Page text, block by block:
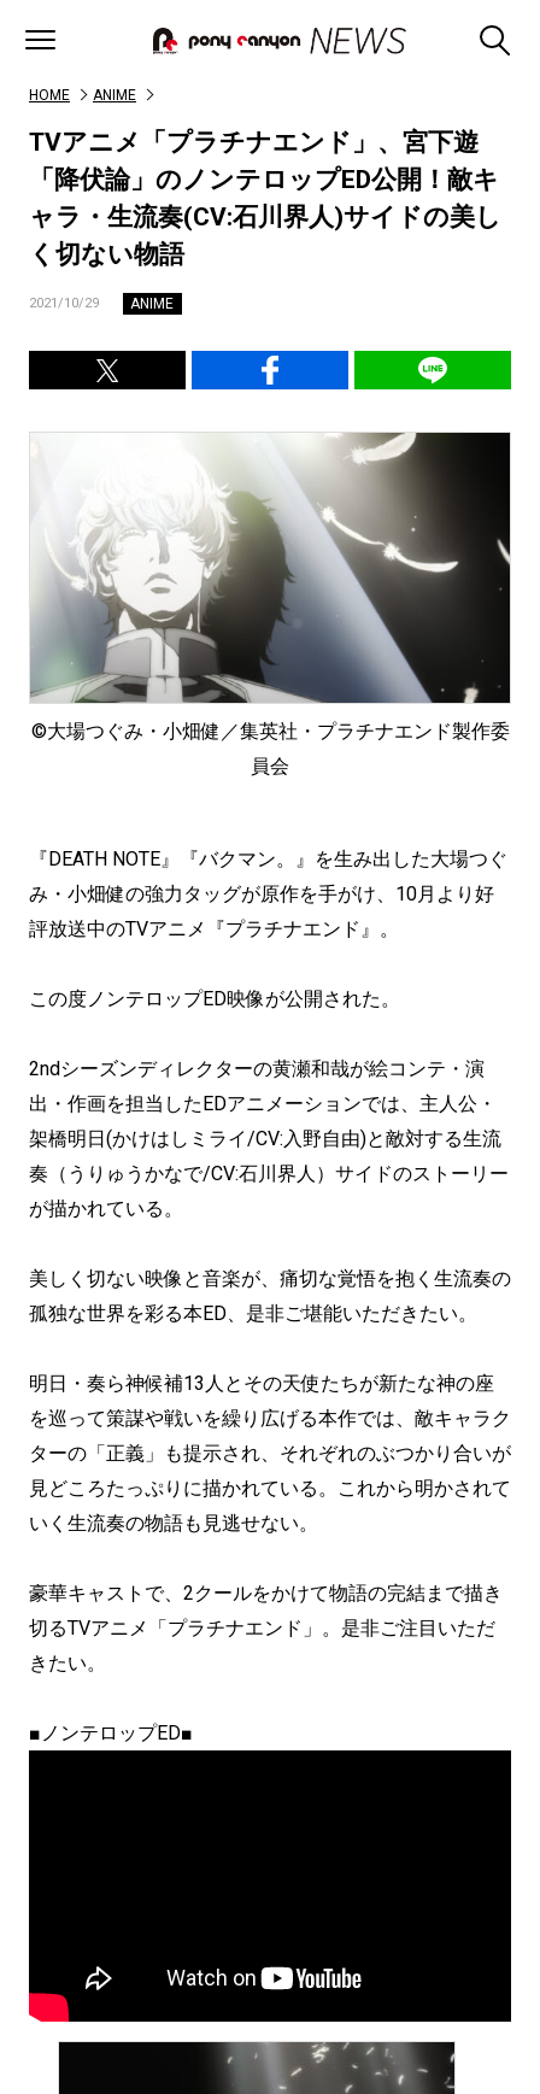
HOME ANIME
TVアニメ「プラチナエンド」、宮下遊
「降伏論」のノンテロップED公開！敵キ
ャラ・生流奏(CV:石川界人)サイドの美し
く切ない物語
2021/10/29 ANIME
©︎大場つぐみ・小畑健／集英社・プラチナエンド製作委
員会
『DEATH NOTE』『バクマン。』を生み出した大場つぐ
み・小畑健の強力タッグが原作を手がけ、10月より好
評放送中のTVアニメ『プラチナエンド』。
この度ノンテロップED映像が公開された。
2ndシーズンディレクターの黄瀬和哉が絵コンテ・演
出・作画を担当したEDアニメーションでは、主人公・
架橋明日(かけはしミライ/CV:入野自由)と敵対する生流
奏（うりゅうかなで/CV:石川界人）サイドのストーリー
が描かれている。
美しく切ない映像と音楽が、痛切な覚悟を抱く生流奏の
孤独な世界を彩る本ED、是非ご堪能いただきたい。
明日・奏ら神候補13人とその天使たちが新たな神の座
を巡って策謀や戦いを繰り広げる本作では、敵キャラク
ターの「正義」も提示され、それぞれのぶつかり合いが
見どころたっぷりに描かれている。これから明かされて
いく生流奏の物語も見逃せない。
豪華キャストで、2クールをかけて物語の完結まで描き
切るTVアニメ「プラチナエンド」。是非ご注目いただ
きたい。
■ノンテロップED■